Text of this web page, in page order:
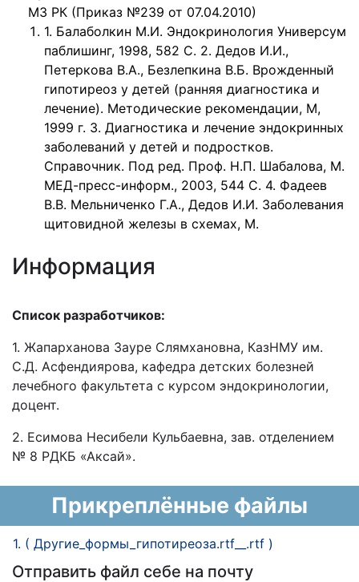
МЗ РК (Приказ №239 от 07.04.2010)
1. Балаболкин М.И. Эндокринология Универсум
паблишинг, 1998, 582 С. 2. Дедов И.И.,
Петеркова В.А., Безлепкина В.Б. Врожденный
гипотиреоз у детей (ранняя диагностика и
лечение). Методические рекомендации, М,
1999 г. 3. Диагностика и лечение эндокринных
заболеваний у детей и подростков.
Справочник. Под ред. Проф. Н.П. Шабалова, М.
МЕД-пресс-информ., 2003, 544 С. 4. Фадеев
В.В. Мельниченко Г.А., Дедов И.И. Заболевания
щитовидной железы в схемах, М.
Информация
Список разработчиков:
1. Жапарханова Зауре Слямхановна, КазНМУ им.
С.Д. Асфендиярова, кафедра детских болезней
лечебного факультета с курсом эндокринологии,
доцент.
2. Есимова Несибели Кульбаевна, зав. отделением
№ 8 РДКБ «Аксай».
Прикреплённые файлы
1. ( Другие_формы_гипотиреоза.rtf__.rtf )
Отправить файл себе на почту